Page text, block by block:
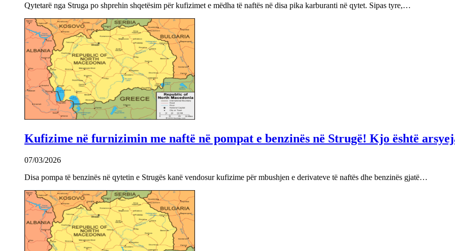
Qytetarë nga Struga po shprehin shqetësim për kufizimet e mëdha të naftës në disa pika karburanti në qytet. Sipas tyre,…
Kufizime në furnizimin me naftë në pompat e benzinës në Strugë! Kjo është
07/03/2026
Disa pompa të benzinës në qytetin e Strugës kanë vendosur kufizime për mbushjen e derivateve të naftës dhe benzinës gjatë…